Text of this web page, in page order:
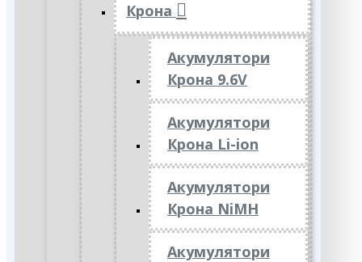
Крона
Акумулятори
Крона 9.6V
Акумулятори
Крона Li-ion
Акумулятори
Крона NiMH
Акумулятори